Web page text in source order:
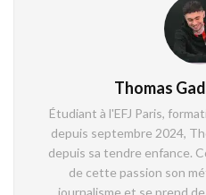
Thomas
Étudiant à l'EFJ Paris,
depuis septembre 2024,
depuis sa tendre enfance.
de cette passion son
journalisme et se prend